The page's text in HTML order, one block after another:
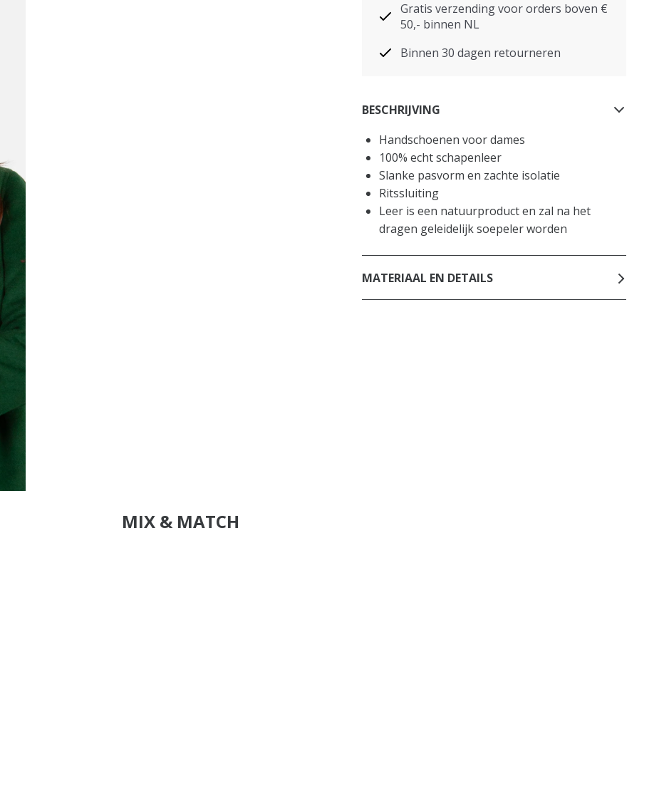
Gratis verzending voor orders boven €
50,- binnen NL
Binnen 30 dagen retourneren
BESCHRIJVING
Handschoenen voor dames
100% echt schapenleer
Slanke pasvorm en zachte isolatie
Ritssluiting
Leer is een natuurproduct en zal na het
dragen geleidelijk soepeler worden
MATERIAAL EN DETAILS
MIX & MATCH